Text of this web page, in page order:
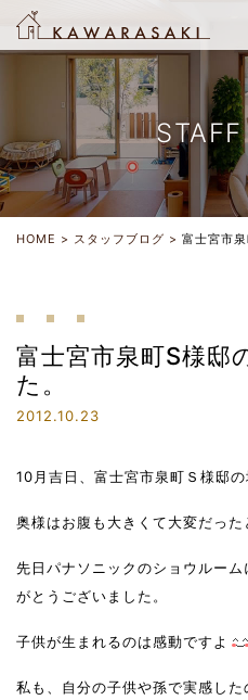
HOME スタッフブログ 富士宮市
富士宮市泉町S様邸
た。
2012.10.23
10月吉日、富士宮市泉町Ｓ様邸の
奥様はお腹も大きくて大変だった
先日パナソニックのショウルー
がとうございました。
子供が生まれるのは感動ですよ
私も、自分の子供や孫で実感した